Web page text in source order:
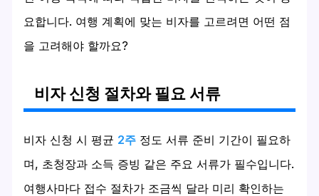
요합니다. 여행 계획에 맞는 비자를 고르려면 어떤 점
을 고려해야 할까요?
비자 신청 절차와 필요 서류
비자 신청 시 평균 2주 정도 서류 준비 기간이 필요하
며, 초청장과 소득 증빙 같은 주요 서류가 필수입니다.
여행사마다 접수 절차가 조금씩 달라 미리 확인하는